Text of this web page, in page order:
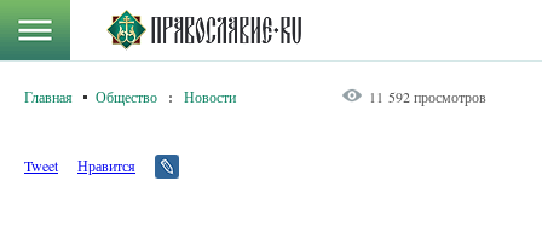
Главная Общество : Новости 11 592 просмотров
Tweet Нравится